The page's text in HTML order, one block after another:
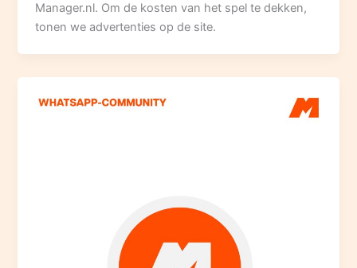
Manager.nl. Om de kosten van het spel te dekken,
tonen we advertenties op de site.